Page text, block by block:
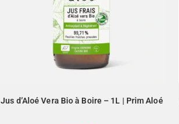
Jus d’Aloé Vera Bio à Boire – 1L | Prim Aloé